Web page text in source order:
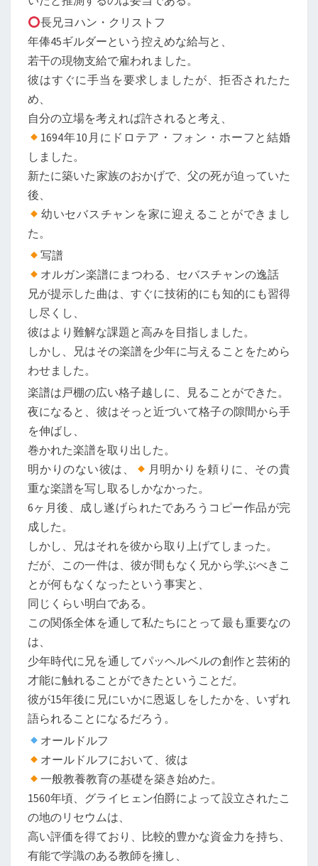
長兄ヨハン・クリストフ
年俸45ギルダーという控えめな給与と、
若干の現物支給で雇われました。
彼はすぐに手当を要求しましたが、拒否されたた
め、
自分の立場を考えれば許されると考え、
1694年10月にドロテア・フォン・ホーフと結婚
しました。
新たに築いた家族のおかげで、父の死が迫っていた
後、
幼いセバスチャンを家に迎えることができまし
た。
写譜
オルガン楽譜にまつわる、セバスチャンの逸話
兄が提示した曲は、すぐに技術的にも知的にも習得
し尽くし、
彼はより難解な課題と高みを目指しました。
しかし、兄はその楽譜を少年に与えることをためら
わせました。
楽譜は戸棚の広い格子越しに、見ることができた。
夜になると、彼はそっと近づいて格子の隙間から手
を伸ばし、
巻かれた楽譜を取り出した。
明かりのない彼は、
月明かりを頼りに、その貴
重な楽譜を写し取るしかなかった。
6ヶ月後、成し遂げられたであろうコピー作品が完
成した。
しかし、兄はそれを彼から取り上げてしまった。
だが、この一件は、彼が間もなく兄から学ぶべきこ
とが何もなくなったという事実と、
同じくらい明白である。
この関係全体を通して私たちにとって最も重要なの
は、
少年時代に兄を通してパッヘルベルの創作と芸術的
才能に触れることができたということだ。
彼が15年後に兄にいかに恩返しをしたかを、いずれ
語られることになるだろう。
オールドルフ
オールドルフにおいて、彼は
一般教養教育の基礎を築き始めた。
1560年頃、グライヒェン伯爵によって設立されたこ
の地のリセウムは、
高い評価を得ており、比較的豊かな資金力を持ち、
有能で学識のある教師を擁し、